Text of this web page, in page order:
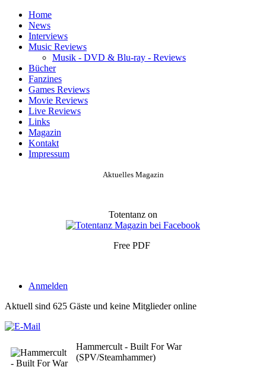
Home
News
Interviews
Music Reviews
Musik - DVD & Blu-ray - Reviews
Bücher
Fanzines
Games Reviews
Movie Reviews
Live Reviews
Links
Magazin
Kontakt
Impressum
Aktuelles Magazin
Totentanz on
Free PDF
Anmelden
Aktuell sind 625 Gäste und keine Mitglieder online
Hammercult - Built For War
(SPV/Steamhammer)